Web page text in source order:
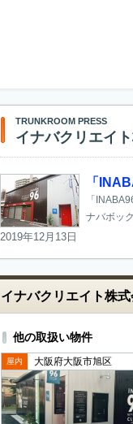
TRUNKROOM PRESS
イナバクリエイ
「
「
ナバボッ
2019年12月13日
イナバクリエイト株
他の取扱い物件
屋内 大阪府大阪市旭区